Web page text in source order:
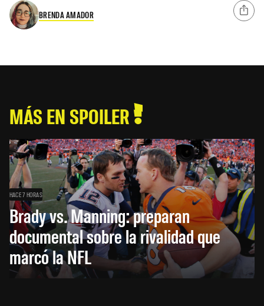
BRENDA AMADOR
MÁS EN SPOILER
HACE 7 HORAS
Brady vs. Manning: preparan
documental sobre la rivalidad que
marcó la NFL